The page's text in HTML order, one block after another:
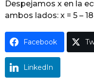
g
o
Despejamos x en la
ambos lados: x = 5 – 18
Facebook
LinkedIn